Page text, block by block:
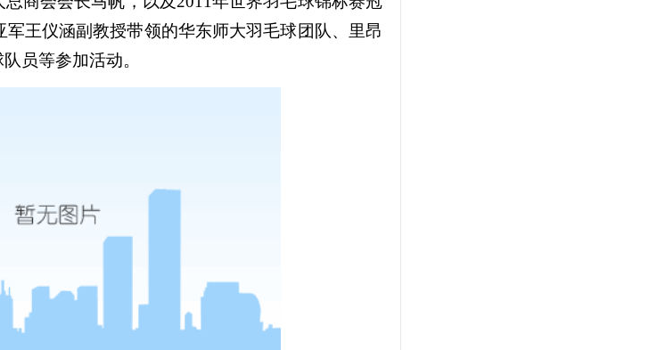
王仪涵副教授带领的华东师大羽毛球团队、里昂
员等参加活动。